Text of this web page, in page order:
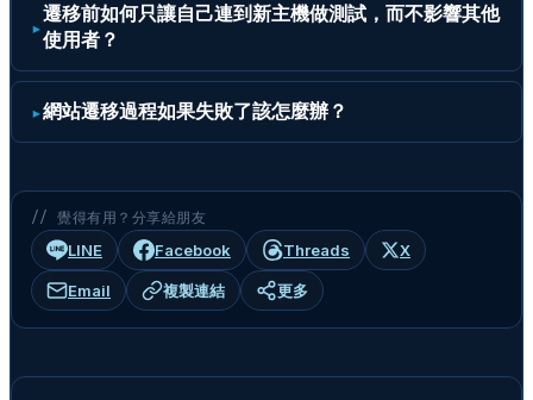
遷移前如何只讓自己連到新主機做測試，而不影響其他
使用者？
網站遷移過程如果失敗了該怎麼辦？
// 覺得有用？分享給朋友
LINE Facebook Threads X
Email 複製連結 更多